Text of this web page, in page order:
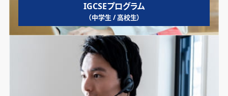
IGCSEプログラム
（中学生 / 高校生）